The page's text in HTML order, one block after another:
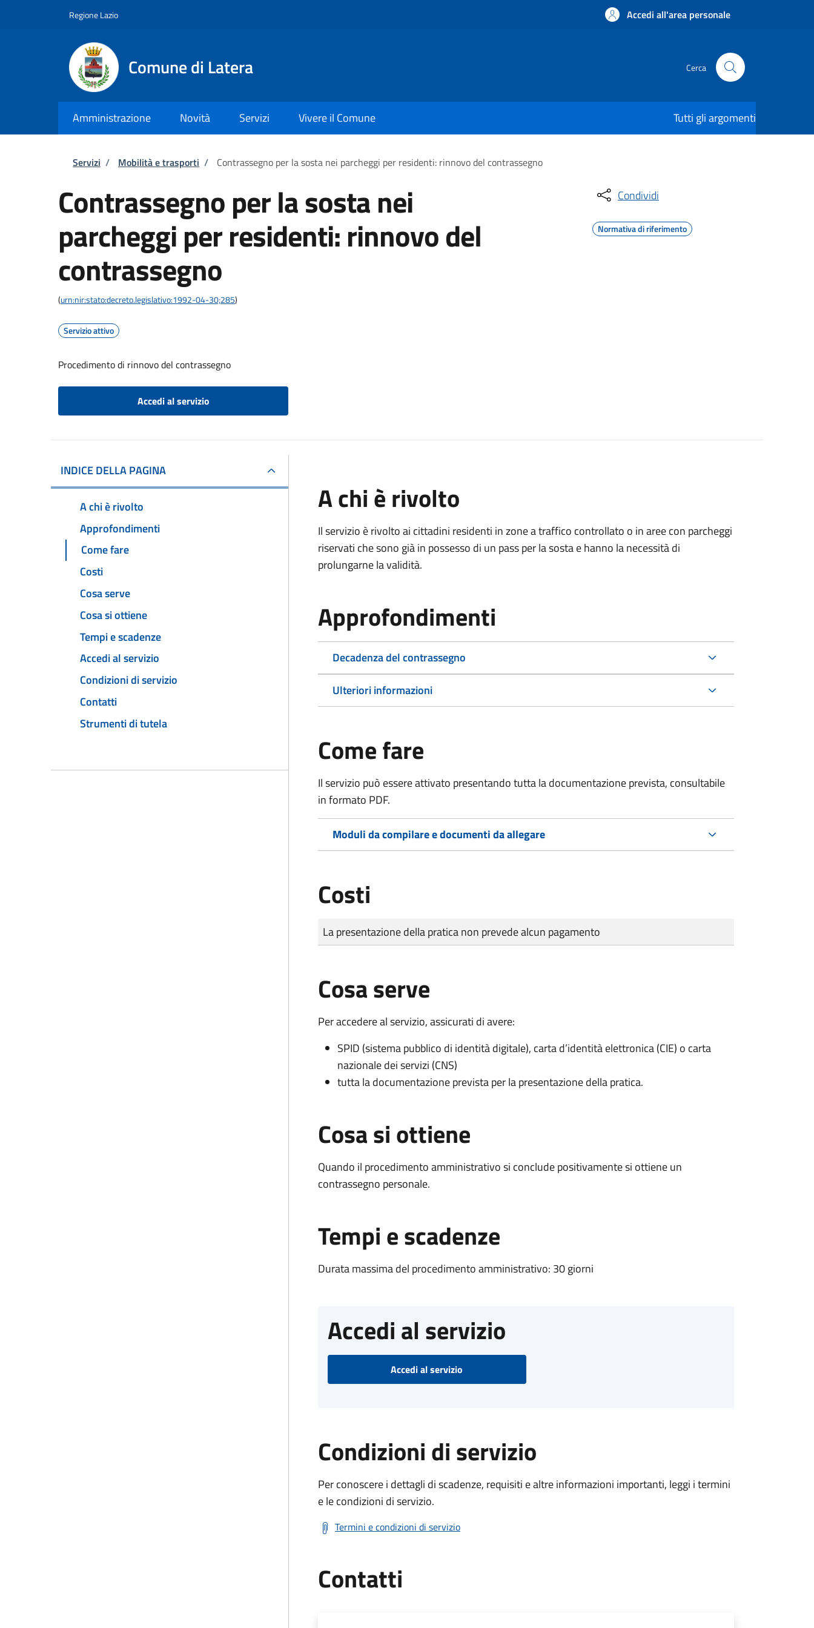
Regione Lazio Accedi all'area personale
Comune di Latera Cerca
Amministrazione Novità Servizi Vivere il Comune Tutti gli argomenti
Briciole di pane
Servizi / Mobilità e trasporti / Contrassegno per la sosta nei parcheggi per residenti: rinnovo del contrassegno
Contrassegno per la sosta nei
parcheggi per residenti: rinnovo del
contrassegno
(urn:nir:stato:decreto.legislativo:1992-04-30;285)
Servizio attivo
Procedimento di rinnovo del contrassegno
Accedi al servizio
Condividi
Normativa di riferimento
INDICE DELLA PAGINA
A chi è rivolto
Approfondimenti
Come fare
Costi
Cosa serve
Cosa si ottiene
Tempi e scadenze
Accedi al servizio
Condizioni di servizio
Contatti
Strumenti di tutela
A chi è rivolto
Il servizio è rivolto ai cittadini residenti in zone a traffico controllato o in aree con parcheggi
riservati che sono già in possesso di un pass per la sosta e hanno la necessità di
prolungarne la validità.
Approfondimenti
Decadenza del contrassegno
Ulteriori informazioni
Come fare
Il servizio può essere attivato presentando tutta la documentazione prevista, consultabile
in formato PDF.
Moduli da compilare e documenti da allegare
Costi
Tipo di pagamento
Importo
La presentazione della pratica non prevede alcun pagamento
Cosa serve
Per accedere al servizio, assicurati di avere:
SPID (sistema pubblico di identità digitale), carta d’identità elettronica (CIE) o carta
nazionale dei servizi (CNS)
tutta la documentazione prevista per la presentazione della pratica.
Cosa si ottiene
Quando il procedimento amministrativo si conclude positivamente si ottiene un
contrassegno personale.
Tempi e scadenze
Durata massima del procedimento amministrativo: 30 giorni
Accedi al servizio
Accedi al servizio
Condizioni di servizio
Per conoscere i dettagli di scadenze, requisiti e altre informazioni importanti, leggi i termini
e le condizioni di servizio.
Termini e condizioni di servizio
Contatti